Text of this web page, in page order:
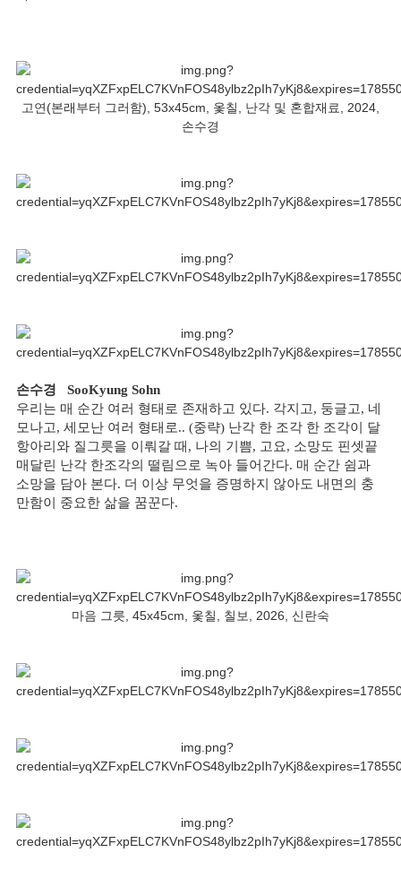
고연(본래부터 그러함), 53x45cm, 옻칠, 난각 및 혼합재료, 2024,
손수경
손수경
SooKyung Sohn
우리는 매 순간 여러 형태로 존재하고 있다. 각지고, 둥글고, 네
모나고, 세모난 여러 형태로.. (중략) 난각 한 조각 한 조각이 달
항아리와 질그릇을 이뤄갈 때, 나의 기쁨, 고요, 소망도 핀셋끝
매달린 난각 한조각의 떨림으로 녹아 들어간다. 매 순간 쉼과
소망을 담아 본다. 더 이상 무엇을 증명하지 않아도 내면의 충
만함이 중요한 삶을 꿈꾼다.
마음 그릇, 45x45cm, 옻칠, 칠보, 2026, 신란숙